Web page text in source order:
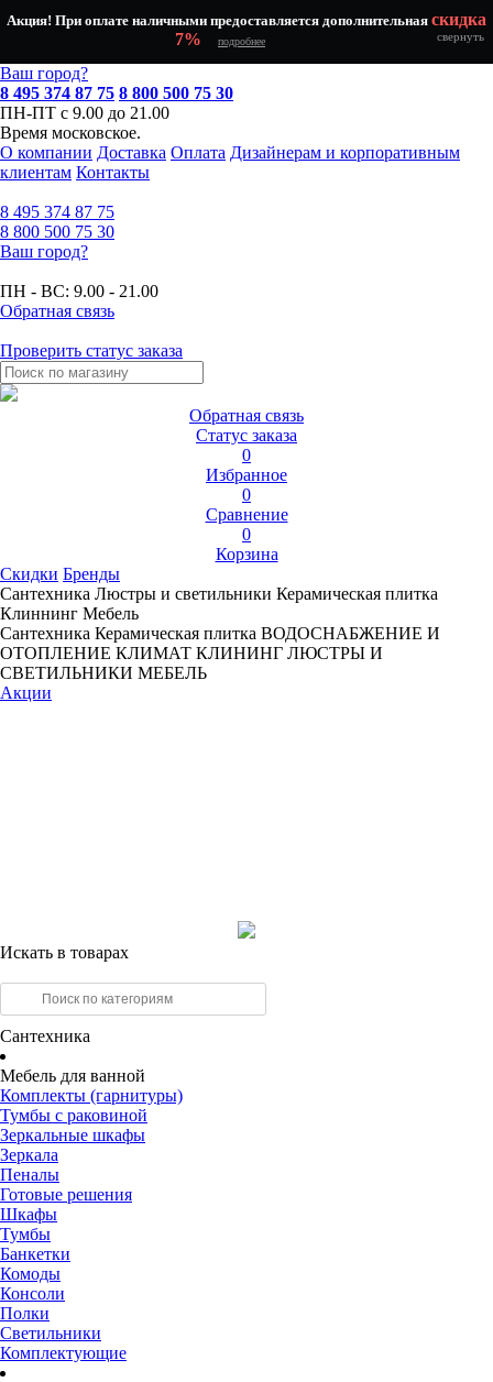
Акция! При оплате наличными предоставляется дополнительная скидка
7%
подробнее свернуть
Ваш город?
8 495 374 87 75 8 800 500 75 30
ПН-ПТ с 9.00 до 21.00
Время московское.
О компании Доставка Оплата Дизайнерам и корпоративным
клиентам Контакты
8 495 374 87 75
8 800 500 75 30
Ваш город?
ПН - ВС: 9.00 - 21.00
Обратная связь
Проверить статус заказа
Обратная связь
Статус заказа
0
Избранное
0
Сравнение
0
Корзина
Скидки Бренды
Сантехника Люстры и светильники Керамическая плитка
Клиннинг Мебель
Сантехника Керамическая плитка ВОДОСНАБЖЕНИЕ И
ОТОПЛЕНИЕ КЛИМАТ КЛИНИНГ ЛЮСТРЫ И
СВЕТИЛЬНИКИ МЕБЕЛЬ
Акции
Искать в товарах
Сантехника
Мебель для ванной
Комплекты (гарнитуры)
Тумбы с раковиной
Зеркальные шкафы
Зеркала
Пеналы
Готовые решения
Шкафы
Тумбы
Банкетки
Комоды
Консоли
Полки
Светильники
Комплектующие